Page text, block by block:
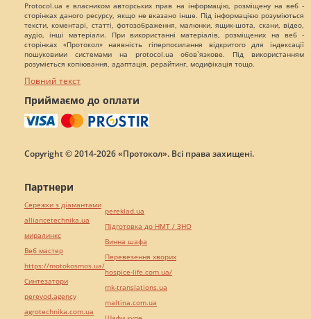
Protocol.ua є власником авторських прав на інформацію, розміщену на веб -
сторінках даного ресурсу, якщо не вказано інше. Під інформацією розуміються
тексти, коментарі, статті, фотозображення, малюнки, ящик-шота, скани, відео,
аудіо, інші матеріали. При використанні матеріалів, розміщених на веб -
сторінках «Протокол» наявність гіперпосилання відкритого для індексації
пошуковими системами на protocol.ua обов`язкове. Під використанням
розуміється копіювання, адаптація, рерайтинг, модифікація тощо.
Повний текст
Приймаємо до оплати
Copyright © 2014-2026 «Протокол». Всі права захищені.
Партнери
Сережки з діамантами
alliancetechnika.ua
миралинкс
Веб мастер
https://motokosmos.ua/
Синтезатори
perevod.agency
agrotechnika.com.ua
pereklad.ua
Підготовка до НМТ / ЗНО
Винна шафа
Перевезення хворих
hospice-life.com.ua/
mk-translations.ua
maltina.com.ua